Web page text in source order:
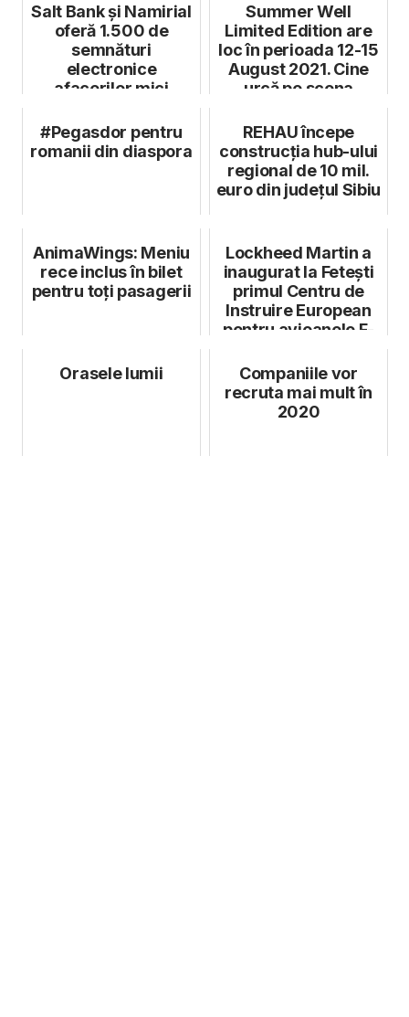
Salt Bank și Namirial
oferă 1.500 de
semnături
electronice
afacerilor mici
Summer Well
Limited Edition are
loc în perioada 12-15
August 2021. Cine
urcă pe scena
#Pegasdor pentru
romanii din diaspora
REHAU începe
construcția hub-ului
regional de 10 mil.
euro din județul Sibiu
AnimaWings: Meniu
rece inclus în bilet
pentru toţi pasagerii
Lockheed Martin a
inaugurat la Fetești
primul Centru de
Instruire European
pentru avioanele F-
Orasele lumii
Companiile vor
recruta mai mult în
2020